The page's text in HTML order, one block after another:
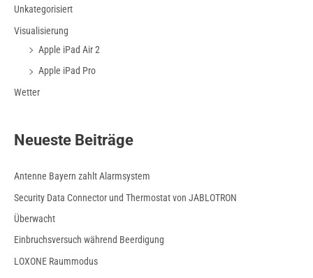
Unkategorisiert
Visualisierung
Apple iPad Air 2
Apple iPad Pro
Wetter
Neueste Beiträge
Antenne Bayern zahlt Alarmsystem
Security Data Connector und Thermostat von JABLOTRON
Überwacht
Einbruchsversuch während Beerdigung
LOXONE Raummodus